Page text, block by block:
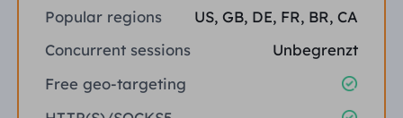
Popular regions
US, GB, DE, FR, BR, CA
Concurrent sessions
Unbegrenzt
Free geo-targeting